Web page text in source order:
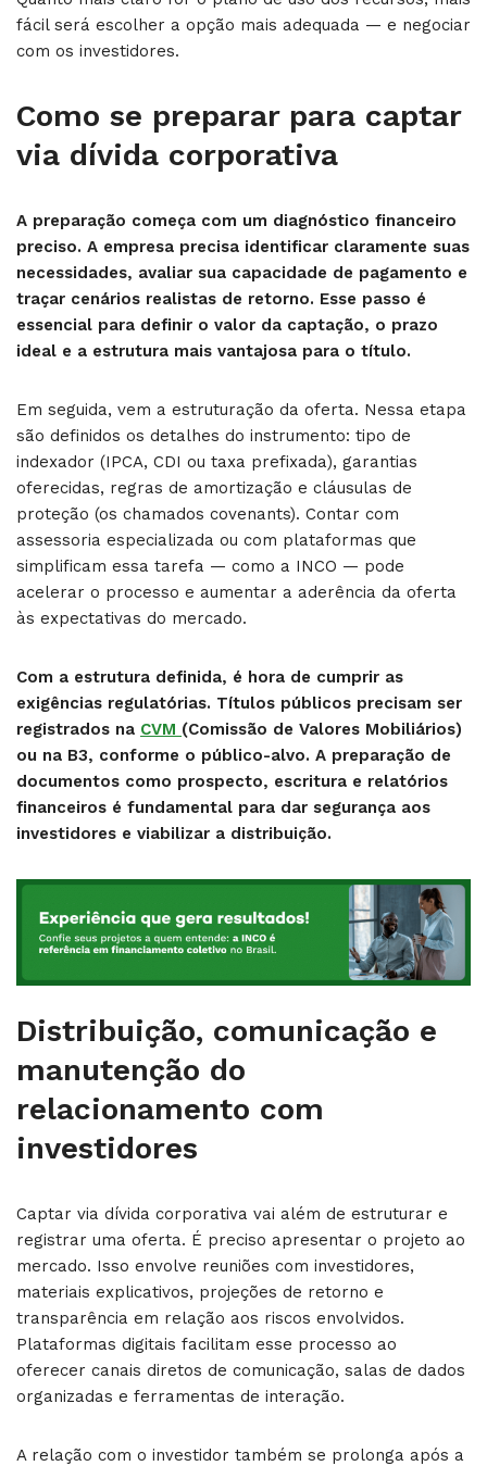
fácil será escolher a opção mais adequada — e negociar
com os investidores.
Como se preparar para captar
via dívida corporativa
A preparação começa com um diagnóstico financeiro
preciso. A empresa precisa identificar claramente suas
necessidades, avaliar sua capacidade de pagamento e
traçar cenários realistas de retorno. Esse passo é
essencial para definir o valor da captação, o prazo
ideal e a estrutura mais vantajosa para o título.
Em seguida, vem a estruturação da oferta. Nessa etapa
são definidos os detalhes do instrumento: tipo de
indexador (IPCA, CDI ou taxa prefixada), garantias
oferecidas, regras de amortização e cláusulas de
proteção (os chamados covenants). Contar com
assessoria especializada ou com plataformas que
simplificam essa tarefa — como a INCO — pode
acelerar o processo e aumentar a aderência da oferta
às expectativas do mercado.
Com a estrutura definida, é hora de cumprir as
exigências regulatórias. Títulos públicos precisam ser
registrados na CVM (Comissão de Valores Mobiliários)
ou na B3, conforme o público-alvo. A preparação de
documentos como prospecto, escritura e relatórios
financeiros é fundamental para dar segurança aos
investidores e viabilizar a distribuição.
Distribuição, comunicação e
manutenção do
relacionamento com
investidores
Captar via dívida corporativa vai além de estruturar e
registrar uma oferta. É preciso apresentar o projeto ao
mercado. Isso envolve reuniões com investidores,
materiais explicativos, projeções de retorno e
transparência em relação aos riscos envolvidos.
Plataformas digitais facilitam esse processo ao
oferecer canais diretos de comunicação, salas de dados
organizadas e ferramentas de interação.
A relação com o investidor também se prolonga após a